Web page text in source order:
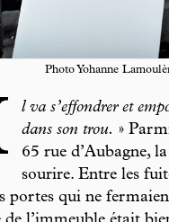
Photo Yohanne
l va s’effondrer et
dans son trou. »
65 rue d’Aubagne,
sourire. Entre les
portes qui ne